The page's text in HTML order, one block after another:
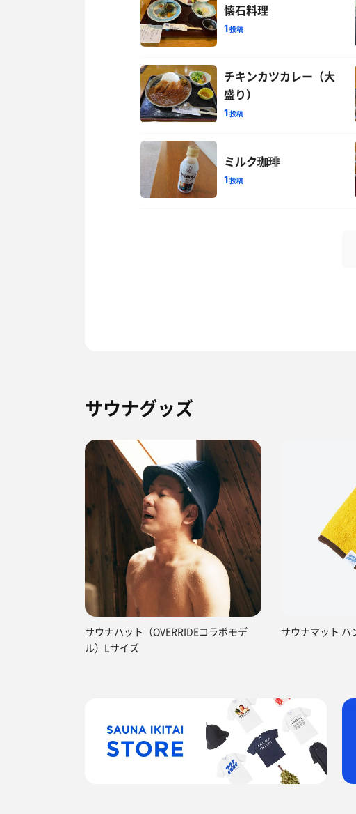
懐石料理
1投稿
チキンカツカレー（大
盛り）
1投稿
ミルク珈琲
1投稿
サウナグッズ
サウナハット（OVERRIDEコラボモデ
ル）Lサイズ
サウナマット ハ